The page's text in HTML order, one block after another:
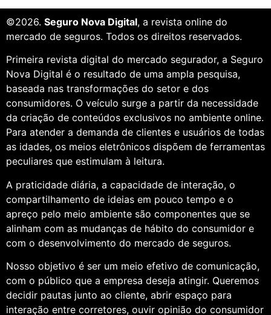
©2026. Seguro Nova Digital, a revista online do
mercado de seguros. Todos os direitos reservados.
Primeira revista digital do mercado segurador, a Seguro
Nova Digital é o resultado de uma ampla pesquisa,
baseada nas transformações do setor e dos
consumidores. O veículo surge a partir da necessidade
da criação de conteúdos exclusivos no ambiente online.
Para atender a demanda de clientes e usuários de todas
as idades, os meios eletrônicos dispõem de ferramentas
peculiares que estimulam à leitura.
A praticidade diária, a capacidade de interação, o
compartilhamento de ideias em pouco tempo e o
apreço pelo meio ambiente são componentes que se
alinham com as mudanças de hábito do consumidor e
com o desenvolvimento do mercado de seguros.
Nosso objetivo é ser um meio efetivo de comunicação,
com o público que a empresa deseja atingir. Queremos
decidir pautas junto ao cliente, abrir espaço para
interação entre corretores, ouvir opinião do consumidor